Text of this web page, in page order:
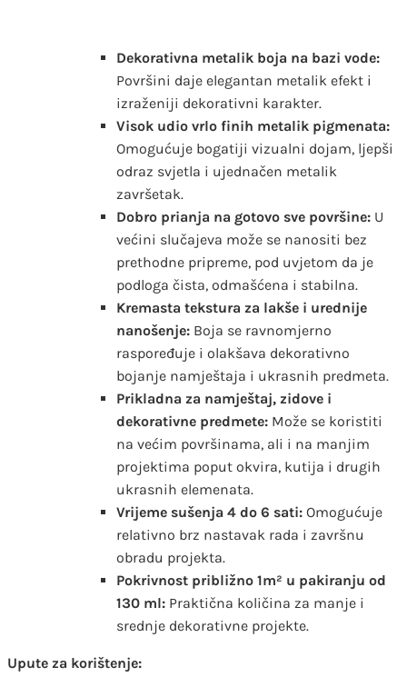
Dekorativna metalik boja na bazi vode:
Površini daje elegantan metalik efekt i
izraženiji dekorativni karakter.
Visok udio vrlo finih metalik pigmenata:
Omogućuje bogatiji vizualni dojam, ljepši
odraz svjetla i ujednačen metalik
završetak.
Dobro prianja na gotovo sve površine: U
većini slučajeva može se nanositi bez
prethodne pripreme, pod uvjetom da je
podloga čista, odmašćena i stabilna.
Kremasta tekstura za lakše i urednije
nanošenje: Boja se ravnomjerno
raspoređuje i olakšava dekorativno
bojanje namještaja i ukrasnih predmeta.
Prikladna za namještaj, zidove i
dekorativne predmete: Može se koristiti
na većim površinama, ali i na manjim
projektima poput okvira, kutija i drugih
ukrasnih elemenata.
Vrijeme sušenja 4 do 6 sati: Omogućuje
relativno brz nastavak rada i završnu
obradu projekta.
Pokrivnost približno 1m² u pakiranju od
130 ml: Praktična količina za manje i
srednje dekorativne projekte.
Upute za korištenje: